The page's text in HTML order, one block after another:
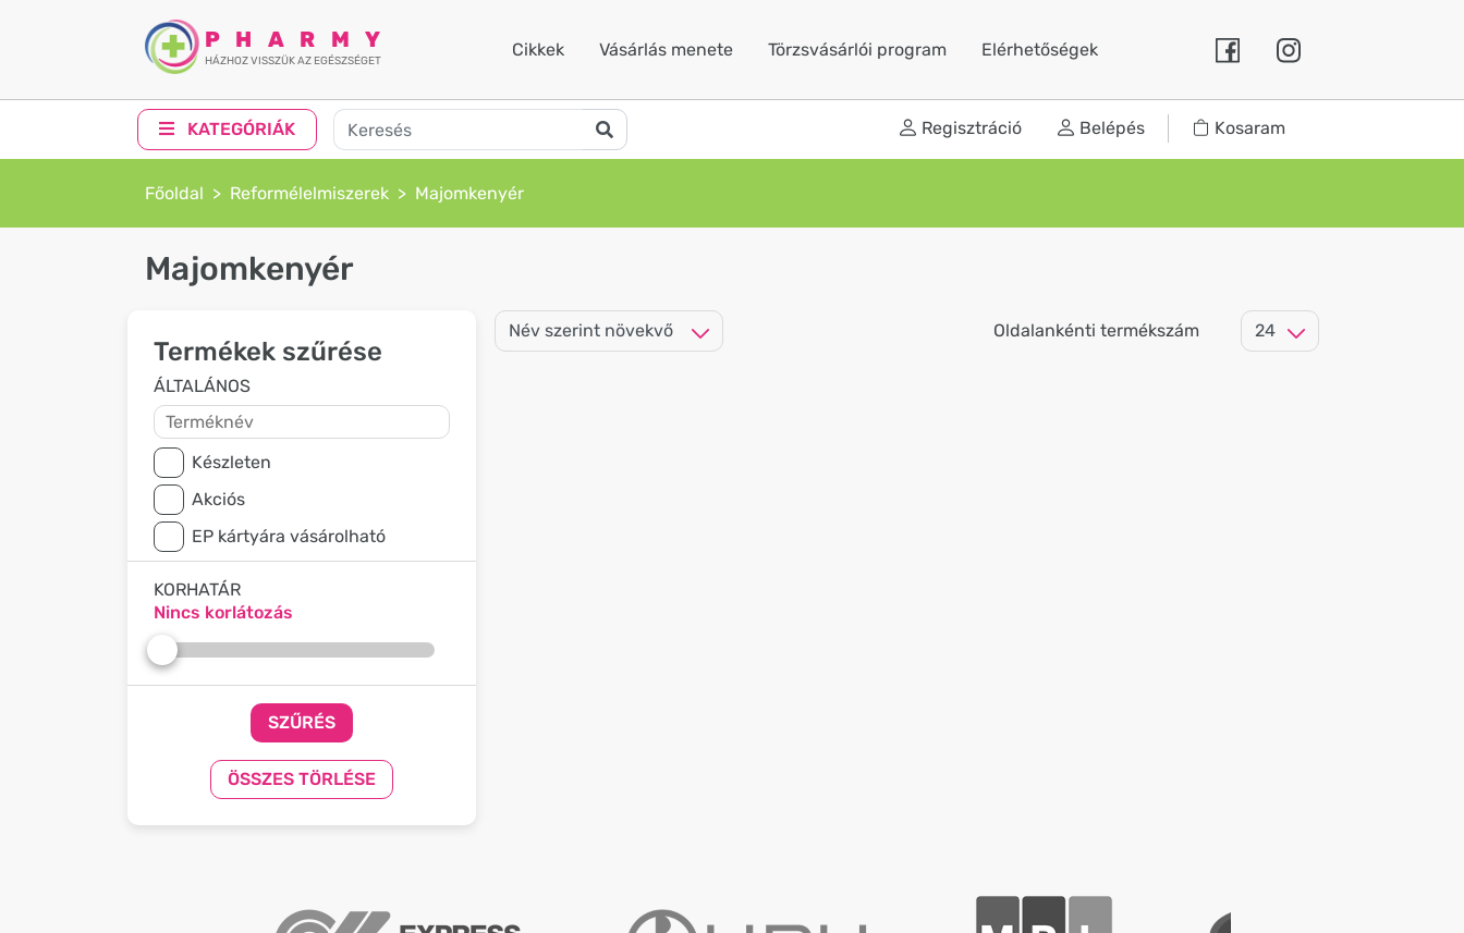
PHARMY
HÁZHOZ VISSZÜK AZ EGÉSZSÉGET
Cikkek Vásárlás menete Törzsvásárlói program Elérhetőségek
KATEGÓRIÁK Regisztráció Belépés Kosaram
Főoldal Reformélelmiszerek Majomkenyér
Majomkenyér
Termékek szűrése
ÁLTALÁNOS
Készleten
Akciós
EP kártyára vásárolható
KORHATÁR
Nincs korlátozás
SZŰRÉS
ÖSSZES TÖRLÉSE
Oldalankénti termékszám